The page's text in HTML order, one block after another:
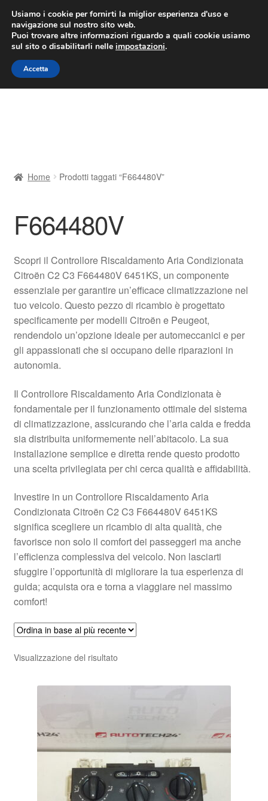
CONSEGNA da 7 EUR
Lun-Ven 9:00 - 16:00/800 580 290
Vai
alla
navigazione
Vai
al
contenuto
Contatto
Il mio account
Pagamenti
Politica sulla riservatezza
Procedura di Reclamo
Rimostranza
Spedizione in tutto il mondo
Home Prodotti taggati “F664480V”
F664480V
Scopri il Controllore Riscaldamento Aria Condizionata
Citroën C2 C3 F664480V 6451KS, un componente
essenziale per garantire un’efficace climatizzazione nel
tuo veicolo. Questo pezzo di ricambio è progettato
specificamente per modelli Citroën e Peugeot,
rendendolo un’opzione ideale per automeccanici e per
gli appassionati che si occupano delle riparazioni in
autonomia.
Il Controllore Riscaldamento Aria Condizionata è
fondamentale per il funzionamento ottimale del sistema
di climatizzazione, assicurando che l’aria calda e fredda
sia distribuita uniformemente nell’abitacolo. La sua
installazione semplice e diretta rende questo prodotto
una scelta privilegiata per chi cerca qualità e affidabilità.
Investire in un Controllore Riscaldamento Aria
Condizionata Citroën C2 C3 F664480V 6451KS
significa scegliere un ricambio di alta qualità, che
favorisce non solo il comfort dei passeggeri ma anche
l’efficienza complessiva del veicolo. Non lasciarti
sfuggire l’opportunità di migliorare la tua esperienza di
guida; acquista ora e torna a viaggiare nel massimo
comfort!
Visualizzazione del risultato
Usiamo i cookie per fornirti la miglior esperienza d'uso e
navigazione sul nostro sito web.
Puoi trovare altre informazioni riguardo a quali cookie usiamo
sul sito o disabilitarli nelle impostazioni.
Accetta